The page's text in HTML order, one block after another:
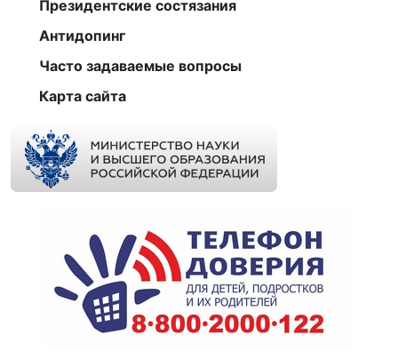
Президентские состязания
Антидопинг
Часто задаваемые вопросы
Карта сайта